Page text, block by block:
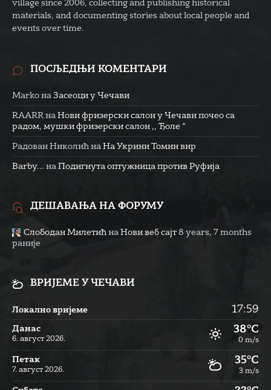
village since 2006, collecting and publishing historical
materials, and documenting stories about local people and
events over time.
ПОСЉЕДЊИ КОМЕНТАРИ
Marko на Засеоци у Чечави
RAARR на Нови фризерски салон у Чечави почео са
радом, мушки фризерски салон ,, Ђоле “
Радован Николић на На Укрини Томин вир
Barby... на Подигнута оптужница против Руфија
ДЕШАВАЊА НА ФОРУМУ
Слободан Милетић на Нови веб сајт 8 years, 7 months
раније
ВРИЈЕМЕ У ЧЕЧАВИ
Локално вријеме 17:59
Данас
6. август 2026.
38°C
0 m/s
Петак
7. август 2026.
35°C
3 m/s